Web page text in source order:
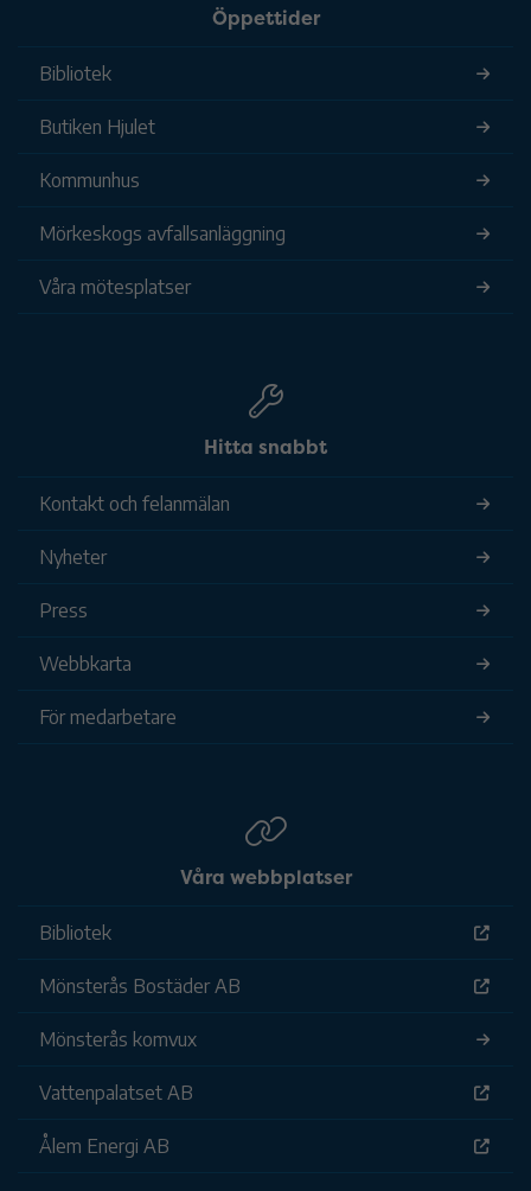
Öppettider
Bibliotek
Butiken Hjulet
Kommunhus
Mörkeskogs avfallsanläggning
Våra mötesplatser
Hitta snabbt
Kontakt och felanmälan
Nyheter
Press
Webbkarta
För medarbetare
Våra webbplatser
Bibliotek
Mönsterås Bostäder AB
Mönsterås komvux
Vattenpalatset AB
Ålem Energi AB